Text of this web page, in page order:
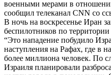
военными мерами в
сообщил телеканал CNN со
В ночь на воскресенье Иран
беспилотников по
“Это нападение побудило
наступления на Рафах, где в
более миллиона человек. По
Израиля планировали